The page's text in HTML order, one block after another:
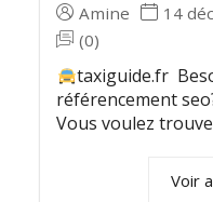
Amine 14
(0)
taxiguide.fr
référencement
Vous voulez
Voir